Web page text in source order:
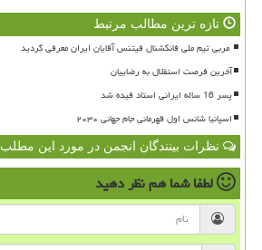
تازه ترین مطالب مرتبط
آخرین فرصت استقلال به رضاییان
پسر 16 ساله ایرانی استاد فیده شد
اسپانیا شانس اول قهرمانی جام جهانی ۲۰۳۰
نظرات بینندگان انجمن در مورد این مطلب
لطفا شما همنظر دهید